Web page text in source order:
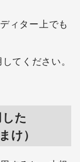
ィター上でも
てください。
た
け）